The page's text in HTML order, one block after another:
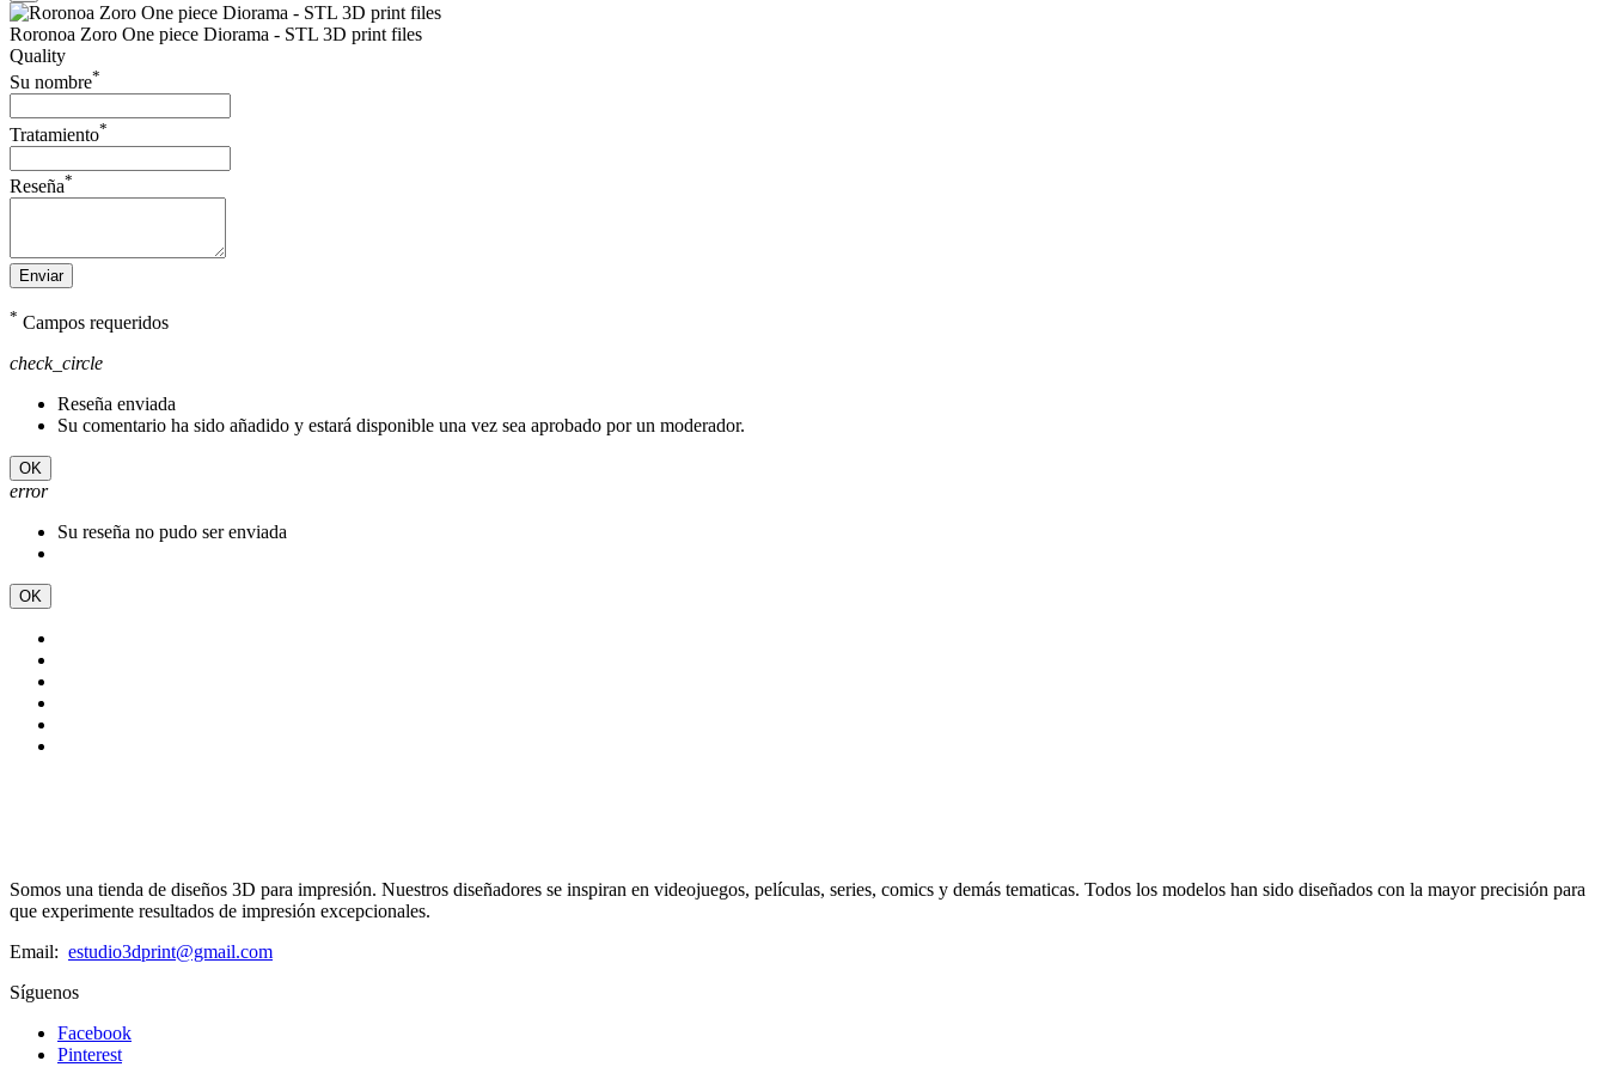
Roronoa Zoro One piece Diorama - STL 3D print files
Quality
Su nombre*
Tratamiento*
Reseña*
Enviar
* Campos requeridos
check_circle
Reseña enviada
Su comentario ha sido añadido y estará disponible una vez sea aprobado por un moderador.
OK
error
Su reseña no pudo ser enviada
OK
Somos una tienda de diseños 3D para impresión. Nuestros diseñadores se inspiran en videojuegos, películas, series, comics y demás tematicas. Todos los modelos han sido diseñados con la mayor precisión para
que experimente resultados de impresión excepcionales.
Email: estudio3dprint@gmail.com
Síguenos
Facebook
Pinterest